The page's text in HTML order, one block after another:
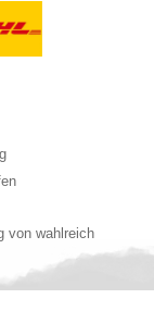
von wahlreich